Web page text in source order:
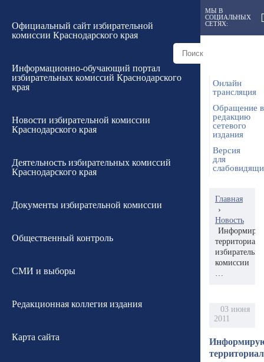
Официальный сайт избирательной
комиссии Краснодарского края
Информационно-обучающий портал
избирательных комиссий Краснодарского
края
Новости избирательной комиссии
Краснодарского края
Деятельность избирательных комиссий
Краснодарского края
Документы избирательной комиссии
Общественный контроль
СМИ и выборы
Редакционная коллегия издания
Карта сайта
МЫ В
СОЦИАЛЬНЫХ
СЕТЯХ:
Онлайн
трансляция
Обращение в
редакцию
сетевого
издания
Версия
для
Главная
›
Новость
комиссии
…
03 июня
2011